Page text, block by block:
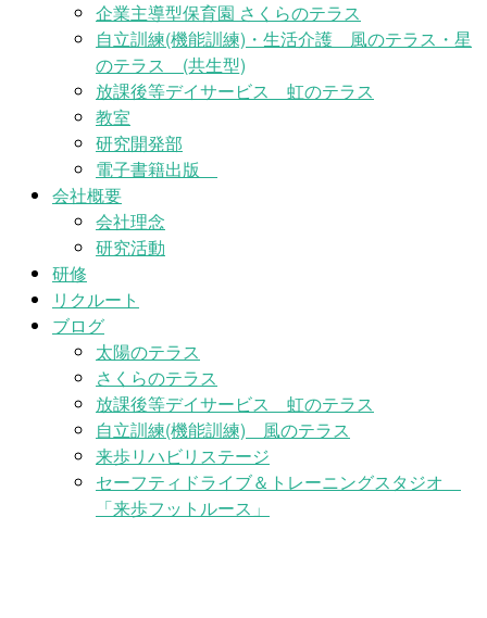
企業主導型保育園 さくらのテラス
自立訓練(機能訓練)・生活介護 風のテラス・星
のテラス (共生型)
放課後等デイサービス 虹のテラス
教室
研究開発部
電子書籍出版
会社概要
会社理念
研究活動
研修
リクルート
ブログ
太陽のテラス
さくらのテラス
放課後等デイサービス 虹のテラス
自立訓練(機能訓練) 風のテラス
来歩リハビリステージ
セーフティドライブ＆トレーニングスタジオ
「来歩フットルース」